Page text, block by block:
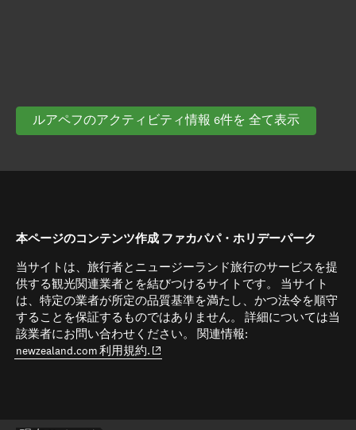
ルアペフのアクティビティ情報 6件を 全て表示
本ページのコンテンツ作成 ファカパパ・ホリデーパーク
当サイトは、旅行者とニュージーランド旅行のサービスを提
供する観光関連業者とを結びつけるサイトです。 当サイト
は、特定の業者が所定の品質基準を満たし、かつ法令を順守
することを保証するものではありません。 詳細については当
該業者にお問い合わせください。 関連情報:
newzealand.com 利用規約. (opens in new window)